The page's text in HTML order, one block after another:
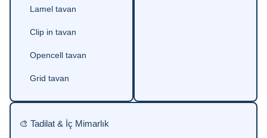
Lamel tavan
Clip in tavan
Opencell tavan
Grid tavan
🎨 Tadilat & İç Mimarlık